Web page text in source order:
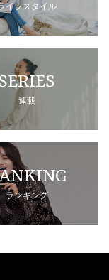
イフスタイル
連載
ランキング